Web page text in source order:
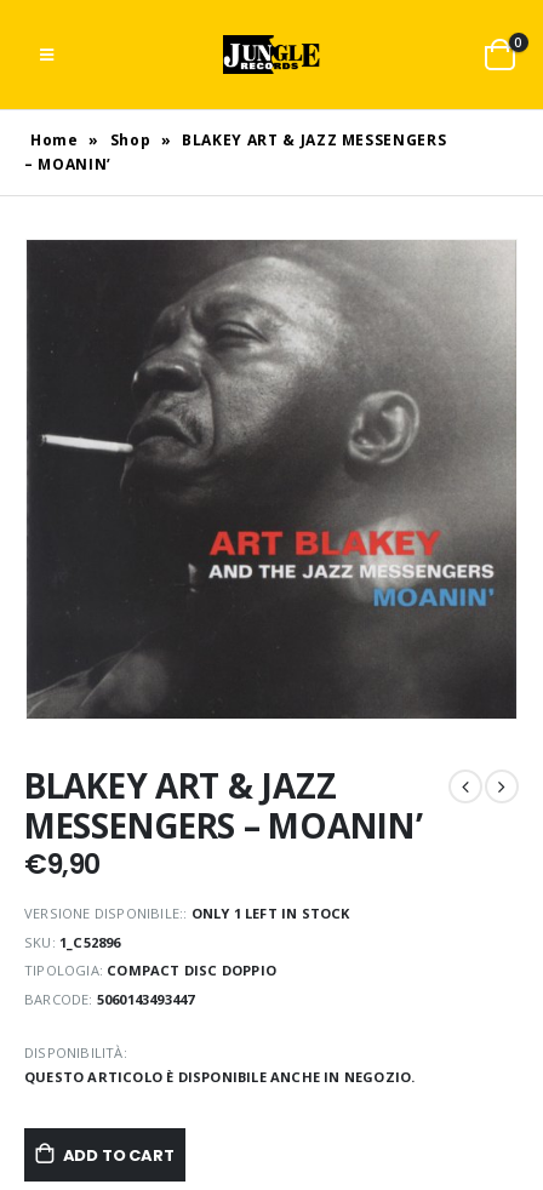
0
Home » Shop »
BLAKEY ART & JAZZ MESSENGERS
– MOANIN’
BLAKEY ART & JAZZ
MESSENGERS – MOANIN’
€9,90
VERSIONE DISPONIBILE:: ONLY 1 LEFT IN STOCK
SKU: 1_C52896
TIPOLOGIA: COMPACT DISC DOPPIO
BARCODE: 5060143493447
DISPONIBILITÀ:
QUESTO ARTICOLO È DISPONIBILE ANCHE IN NEGOZIO.
ADD TO CART